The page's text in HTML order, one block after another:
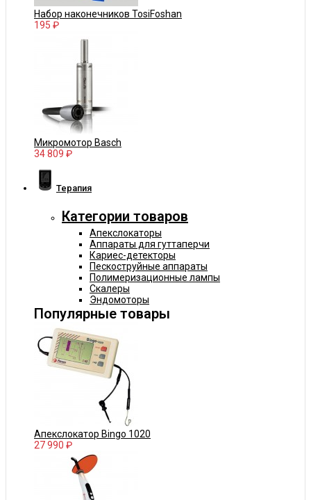
Набор наконечников TosiFoshan
195 ₽
Микромотор Basch
34 809 ₽
Терапия
Категории товаров
Апекслокаторы
Аппараты для гуттаперчи
Кариес-детекторы
Пескоструйные аппараты
Полимеризационные лампы
Скалеры
Эндомоторы
Популярные товары
Апекслокатор Bingo 1020
27 990 ₽